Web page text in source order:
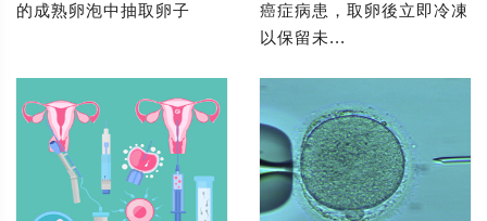
的成熟卵泡中抽取卵子
癌症病患，取卵後立即冷凍
以保留未...